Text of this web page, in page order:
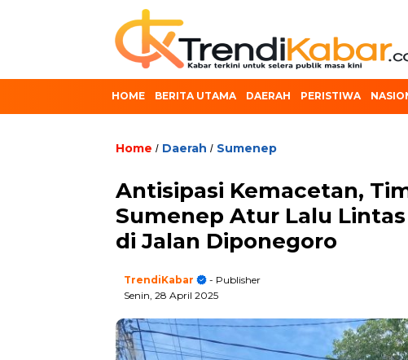
HOME BERITA UTAMA DAERAH PERISTIWA
Home / Daerah / Sumenep
Antisipasi Kemacetan,
Sumenep Atur Lalu
di Jalan Diponegoro
TrendiKabar
- Publisher
Senin, 28 April 2025